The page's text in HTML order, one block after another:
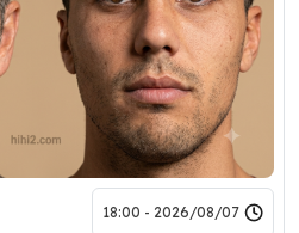
2026/08/07 - 18:00